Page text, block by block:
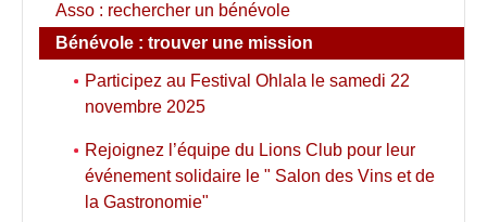
Asso : rechercher un bénévole
Bénévole : trouver une mission
Participez au Festival Ohlala le samedi 22
novembre 2025
Rejoignez l’équipe du Lions Club pour leur
événement solidaire le " Salon des Vins et de
la Gastronomie"